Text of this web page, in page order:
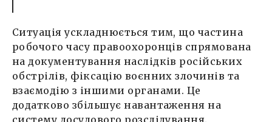
Ситуація ускладнюється тим, що частина
робочого часу правоохоронців спрямована
на документування наслідків російських
обстрілів, фіксацію воєнних злочинів та
взаємодію з іншими органами. Це
додатково збільшує навантаження на
систему досудового розслідування.